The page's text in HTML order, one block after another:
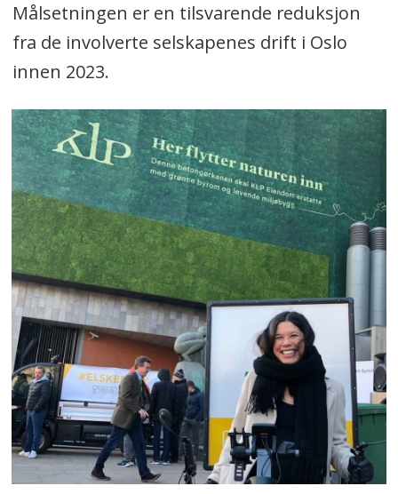
Målsetningen er en tilsvarende reduksjon
fra de involverte selskapenes drift i Oslo
innen 2023.